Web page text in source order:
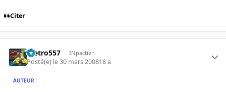
Citer
metro557 INpactien
Posté(e) le 30 mars 200818 a
AUTEUR